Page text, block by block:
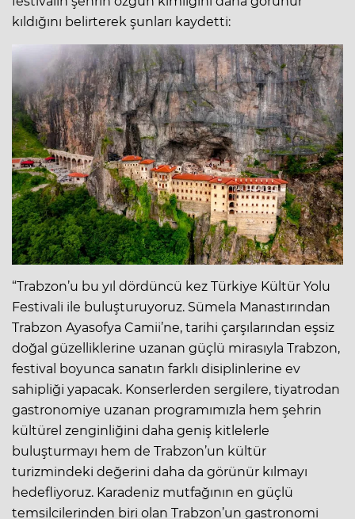
kıldığını belirterek şunları kaydetti:
“Trabzon’u bu yıl dördüncü kez Türkiye Kültür Yolu
Festivali ile buluşturuyoruz. Sümela Manastırından
Trabzon Ayasofya Camii’ne, tarihi çarşılarından eşsiz
doğal güzelliklerine uzanan güçlü mirasıyla Trabzon,
festival boyunca sanatın farklı disiplinlerine ev
sahipliği yapacak. Konserlerden sergilere, tiyatrodan
gastronomiye uzanan programımızla hem şehrin
kültürel zenginliğini daha geniş kitlelerle
buluşturmayı hem de Trabzon’un kültür
turizmindeki değerini daha da görünür kılmayı
hedefliyoruz. Karadeniz mutfağının en güçlü
temsilcilerinden biri olan Trabzon’un gastronomi